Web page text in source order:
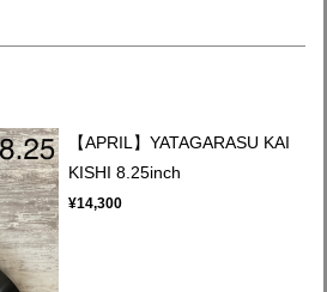
【APRIL】YATAGARASU KAI
KISHI 8.25inch
¥14,300